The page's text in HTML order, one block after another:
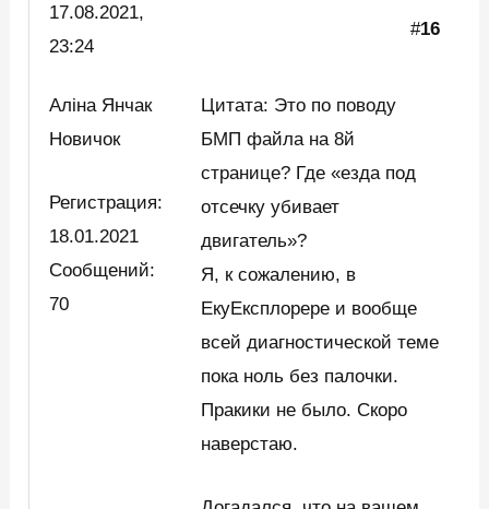
17.08.2021,
23:24
#16
Аліна Янчак
Новичок
Регистрация:
18.01.2021
Сообщений:
70
Цитата: Это по поводу
БМП файла на 8й
странице? Где «езда под
отсечку убивает
двигатель»?
Я, к сожалению, в
ЕкуЕксплорере и вообще
всей диагностической теме
пока ноль без палочки.
Пракики не было. Скоро
наверстаю.